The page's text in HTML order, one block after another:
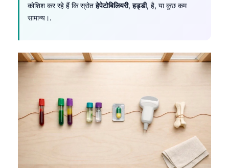
कोशिश कर रहे हैं कि स्रोतहेपेटोबिलियरी,हड्डी, है, या कुछ कम
सामान्य।.